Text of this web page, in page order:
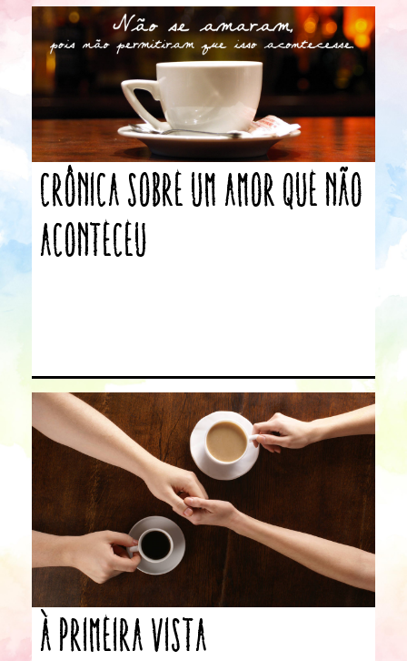
Crônica sobre um amor que não
aconteceu
À primeira vista